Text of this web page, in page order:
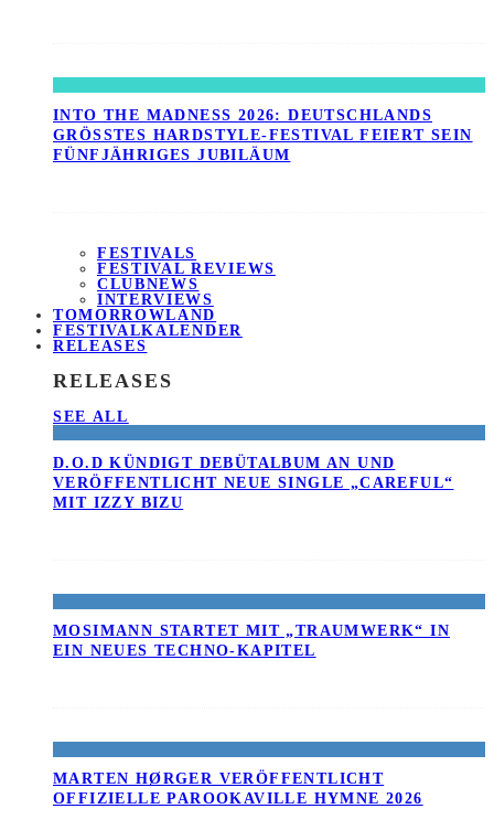
INTO THE MADNESS 2026: DEUTSCHLANDS
GRÖSSTES HARDSTYLE-FESTIVAL FEIERT SEIN F
ÜNFJÄHRIGES JUBILÄUM
FESTIVALS
FESTIVAL REVIEWS
CLUBNEWS
INTERVIEWS
TOMORROWLAND
FESTIVALKALENDER
RELEASES
RELEASES
SEE ALL
D.O.D KÜNDIGT DEBÜTALBUM AN UND
VERÖFFENTLICHT NEUE SINGLE „CAREFUL“
MIT IZZY BIZU
MOSIMANN STARTET MIT „TRAUMWERK“ IN
EIN NEUES TECHNO-KAPITEL
MARTEN HØRGER VERÖFFENTLICHT
OFFIZIELLE PAROOKAVILLE HYMNE 2026